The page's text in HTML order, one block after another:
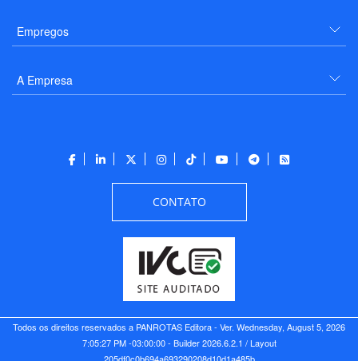
Empregos
A Empresa
CONTATO
Todos os direitos reservados a PANROTAS Editora - Ver. Wednesday, August 5, 2026
7:05:27 PM -03:00:00 - Builder 2026.6.2.1 / Layout